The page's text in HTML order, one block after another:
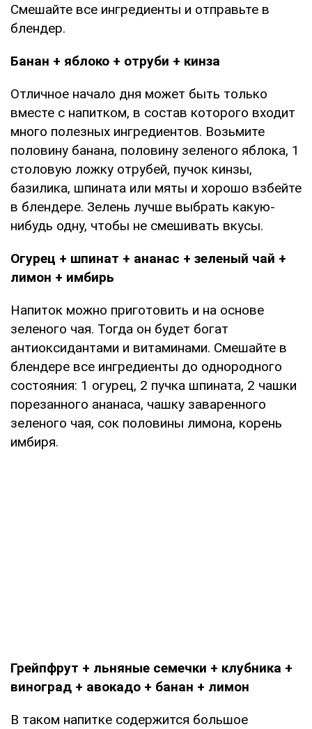
Смешайте все ингредиенты и отправьте в
блендер.
Банан + яблоко + отруби + кинза
Отличное начало дня может быть только
вместе с напитком, в состав которого входит
много полезных ингредиентов. Возьмите
половину банана, половину зеленого яблока, 1
столовую ложку отрубей, пучок кинзы,
базилика, шпината или мяты и хорошо взбейте
в блендере. Зелень лучше выбрать какую-
нибудь одну, чтобы не смешивать вкусы.
Огурец + шпинат + ананас + зеленый чай +
лимон + имбирь
Напиток можно приготовить и на основе
зеленого чая. Тогда он будет богат
антиоксидантами и витаминами. Смешайте в
блендере все ингредиенты до однородного
состояния: 1 огурец, 2 пучка шпината, 2 чашки
порезанного ананаса, чашку заваренного
зеленого чая, сок половины лимона, корень
имбиря.
Грейпфрут + льняные семечки + клубника +
виноград + авокадо + банан + лимон
В таком напитке содержится большое